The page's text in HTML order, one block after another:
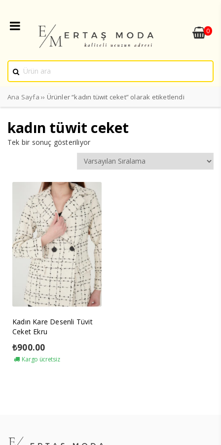
0
Ana Sayfa ›› Ürünler “kadın tüwit ceket” olarak etiketlendi
kadın tüwit ceket
Tek bir sonuç gösteriliyor
Kadın Kare Desenli Tüvit
Ceket Ekru
₺900.00
Kargo ücretsiz